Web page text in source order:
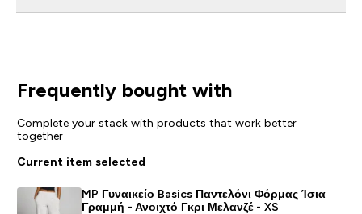
Frequently bought with
Complete your stack with products that work better
together
Current item selected
MP Γυναικείο Basics Παντελόνι Φόρμας Ίσια
Γραμμή - Ανοιχτό Γκρι Μελανζέ - XS